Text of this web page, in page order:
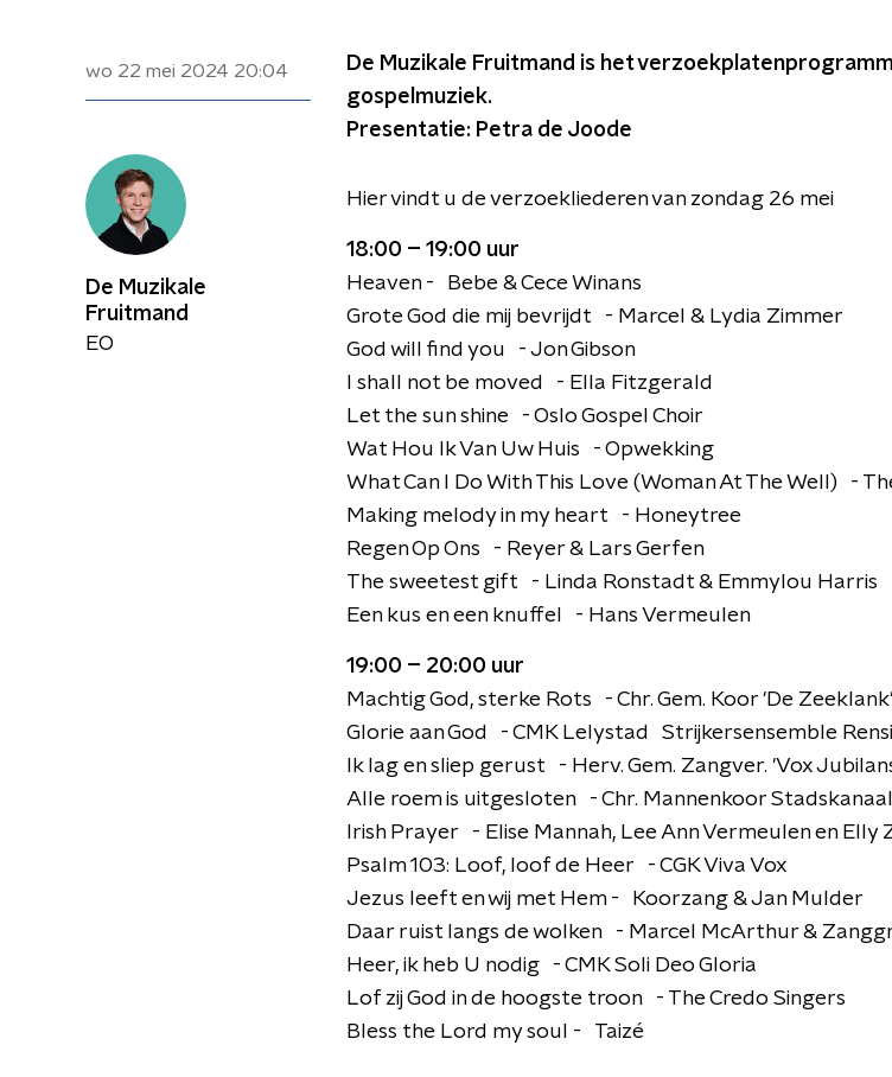
wo 22 mei 2024 20:04
De Muzikale Fruitmand is het
gospelmuziek.
Presentatie: Petra de Joode
Hier vindt u de verzoekliederen van zondag 26 mei
18:00 – 19:00 uur
Heaven - Bebe & Cece Winans
Grote God die mij bevrijdt - Marcel & Lydia Zimmer
God will find you - Jon Gibson
I shall not be moved - Ella Fitzgerald
Let the sun shine - Oslo Gospel Choir
Wat Hou Ik Van Uw Huis - Opwekking
What Can I Do With This Love (Woman At The Well) -
Making melody in my heart - Honeytree
Regen Op Ons - Reyer & Lars Gerfen
The sweetest gift - Linda Ronstadt & Emmylou Harris
Een kus en een knuffel - Hans Vermeulen
19:00 – 20:00 uur
Machtig God, sterke Rots - Chr. Gem. Koor 'De Zeeklank'
Glorie aan God - CMK Lelystad Strijkersensemble
Ik lag en sliep gerust - Herv. Gem. Zangver. 'Vox
Alle roem is uitgesloten - Chr. Mannenkoor
Irish Prayer - Elise Mannah, Lee Ann Vermeulen en Elly
Psalm 103: Loof, loof de Heer - CGK Viva Vox
Jezus leeft en wij met Hem - Koorzang & Jan Mulder
Daar ruist langs de wolken - Marcel McArthur &
Heer, ik heb U nodig - CMK Soli Deo Gloria
Lof zij God in de hoogste troon - The Credo Singers
Bless the Lord my soul - Taizé
De Muzikale
Fruitmand
EO